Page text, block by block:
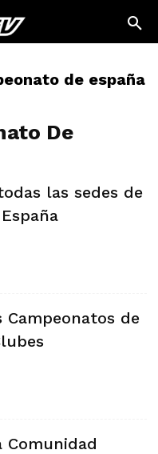
de españa
De
las sedes de
Campeonatos de
Comunidad